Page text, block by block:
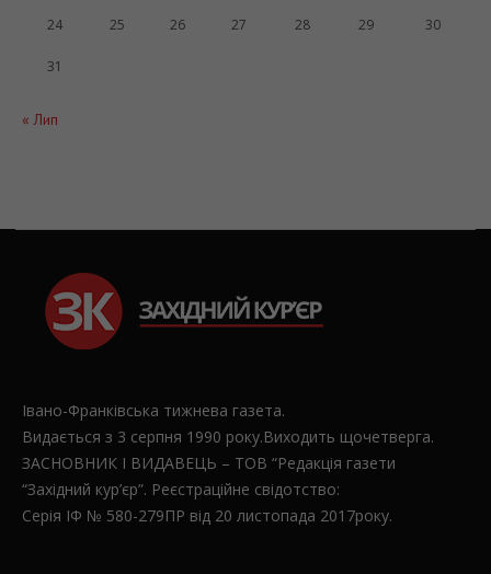
« Лип
24 25 26 27 28 29 30
31
Івано-Франківська тижнева газета.
Видається з 3 серпня 1990 року.Виходить щочетверга.
ЗАСНОВНИК І ВИДАВЕЦЬ – ТОВ “Редакція газети
“Західний кур’єр”. Реєстраційне свідотство:
Серія ІФ № 580-279ПР від 20 листопада 2017року.